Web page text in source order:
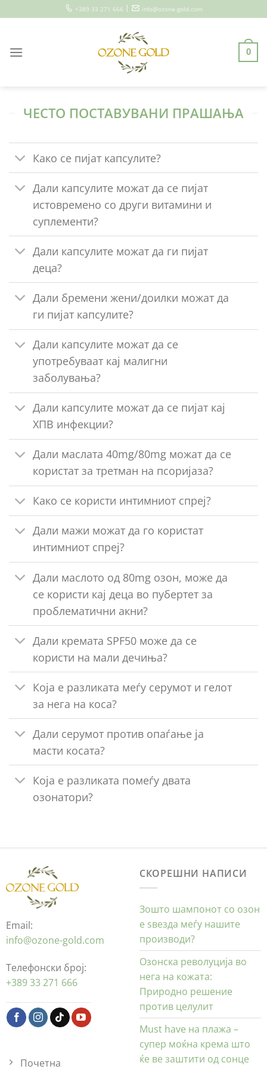
to
+389 33 271 666 | info@ozone-gold.com
0
ЧЕСТО ПОСТАВУВАНИ ПРАШАЊА
Како се пијат капсулите?
Дали капсулите можат да се пијат
истовремено со други витамини и
суплементи?
Дали капсулите можат да ги пијат
деца?
Дали бремени жени/доилки можат да
ги пијат капсулите?
Дали капсулите можат да се
употребуваат кај малигни
заболувања?
Дали капсулите можат да се пијат кај
ХПВ инфекции?
Дали маслата 40mg/80mg можат да се
користат за третман на псоријаза?
Како се користи интимниот спреј?
Дали мажи можат да го користат
интимниот спреј?
Дали маслото од 80mg озон, може да
се користи кај деца во пубертет за
проблематични акни?
Дали кремата SPF50 може да се
користи на мали дечиња?
Која е разликата меѓу серумот и гелот
за нега на коса?
Дали серумот против опаѓање ја
масти косата?
Која е разликата помеѓу двата
озонатори?
Email:
info@ozone-gold.com
Телефонски број:
+389 33 271 666
Почетна
СКОРЕШНИ НАПИСИ
Зошто шампонот со озон
е ѕвезда меѓу нашите
производи?
Озонска револуција во
нега на кожата:
Природно решение
против целулит
Must have на плажа –
супер моќна крема што
ќе ве заштити од сонце